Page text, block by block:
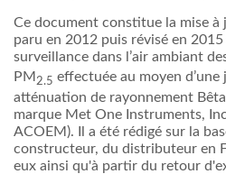
Ce document constitue la mise
paru en 2012 puis révisé en
surveillance dans l’air ambiant
PM 2.5 effectuée au moyen
atténuation de rayonnement
marque Met One Instruments,
ACOEM). Il a été rédigé sur la
constructeur, du distributeur en
eux ainsi qu'à partir du retour